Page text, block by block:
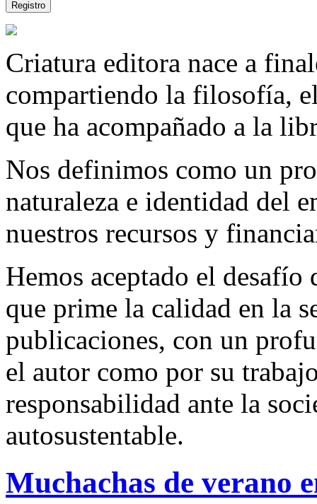
Criatura editora nace a
compartiendo la filosofía,
que ha acompañado a la
Nos definimos como un
naturaleza e identidad del
nuestros recursos y
Hemos aceptado el
que prime la calidad en la
publicaciones, con un
el autor como por su
responsabilidad ante la
autosustentable.
Muchachas de verano